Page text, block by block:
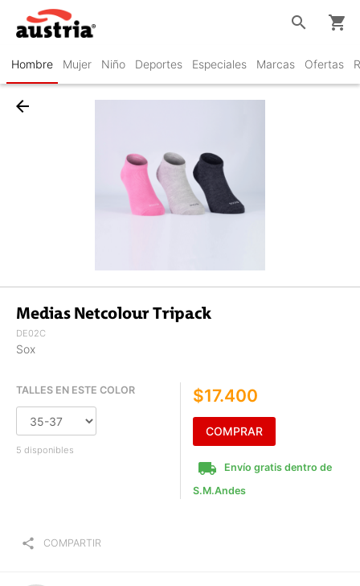
Hombre Mujer Niño Deportes Especiales Marcas Ofertas
search shopping_cart
arrow_back
Medias Netcolour Tripack
DE02C
Sox
TALLES EN ESTE COLOR
5 disponibles
$17.400
COMPRAR
local_shipping
Envío gratis dentro de
S.M.Andes
share COMPARTIR